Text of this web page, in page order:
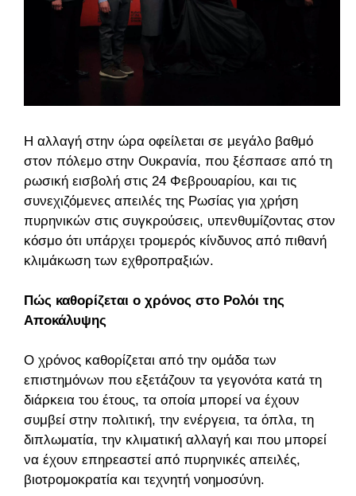
Η αλλαγή στην ώρα οφείλεται σε μεγάλο βαθμό
στον πόλεμο στην Ουκρανία, που ξέσπασε από τη
ρωσική εισβολή στις 24 Φεβρουαρίου, και τις
συνεχιζόμενες απειλές της Ρωσίας για χρήση
πυρηνικών στις συγκρούσεις, υπενθυμίζοντας στον
κόσμο ότι υπάρχει τρομερός κίνδυνος από πιθανή
κλιμάκωση των εχθροπραξιών.
Πώς καθορίζεται ο χρόνος στο Ρολόι της
Αποκάλυψης
Ο χρόνος καθορίζεται από την ομάδα των
επιστημόνων που εξετάζουν τα γεγονότα κατά τη
διάρκεια του έτους, τα οποία μπορεί να έχουν
συμβεί στην πολιτική, την ενέργεια, τα όπλα, τη
διπλωματία, την κλιματική αλλαγή και που μπορεί
να έχουν επηρεαστεί από πυρηνικές απειλές,
βιοτρομοκρατία και τεχνητή νοημοσύνη.